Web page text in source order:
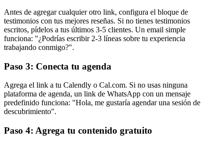
Antes de agregar cualquier otro link, configura el bloque de
testimonios con tus mejores reseñas. Si no tienes testimonios
escritos, pídelos a tus últimos 3-5 clientes. Un email simple
funciona: "¿Podrías escribir 2-3 líneas sobre tu experiencia
trabajando conmigo?".
Paso 3: Conecta tu agenda
Agrega el link a tu Calendly o Cal.com. Si no usas ninguna
plataforma de agenda, un link de WhatsApp con un mensaje
predefinido funciona: "Hola, me gustaría agendar una sesión de
descubrimiento".
Paso 4: Agrega tu contenido gratuito